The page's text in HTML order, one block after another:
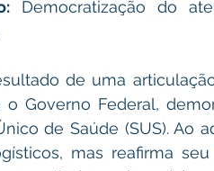
Democratização do
Governo Federal,
de Saúde (SUS). Ao
mas reafirma